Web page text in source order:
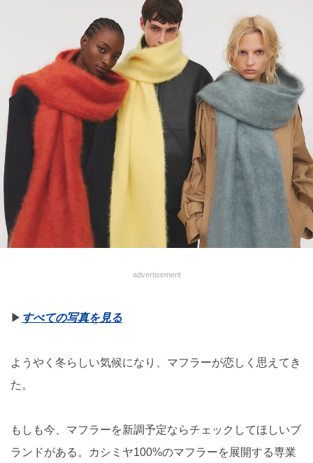
advertisement
▶︎ すべての写真を見る
ようやく冬らしい気候になり、マフラーが恋しく思えてき
た。
もしも今、マフラーを新調予定ならチェックしてほしいブ
ランドがある。カシミヤ100%のマフラーを展開する専業